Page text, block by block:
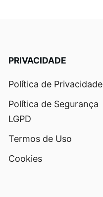
PRIVACIDADE
Política de Privacidade
Política de Segurança
LGPD
Termos de Uso
Cookies